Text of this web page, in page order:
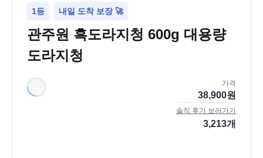
1등 내일 도착 보장 🚀
관주원 흑도라지청 600g 대용량
도라지청
가격
38,900원
솔직 후기 보러가기
3,213개